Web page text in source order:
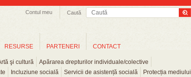
Caută
Contul meu
şi cultură
Apărarea drepturilor individuale/colective
Incluziune socială Servicii de asistență socială
Protecția mediului
RESURSE PARTENERI CONTACT